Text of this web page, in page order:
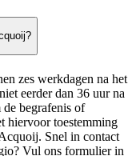
zes werkdagen na het
eerder dan 36 uur na
begrafenis of
hiervoor toestemming
Snel in contact
Vul ons formulier in